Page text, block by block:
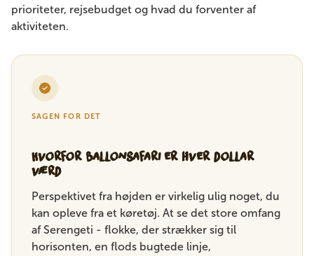
prioriteter, rejsebudget og hvad du forventer af
aktiviteten.
SAGEN FOR DET
Hvorfor ballonsafari er hver dollar
værd
Perspektivet fra højden er virkelig ulig noget, du
kan opleve fra et køretøj. At se det store omfang
af Serengeti - flokke, der strækker sig til
horisonten, en flods bugtede linje,